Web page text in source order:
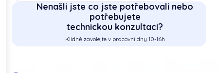
Nenašli jste co jste potřebovali nebo
potřebujete
technickou konzultaci?
Klidně zavolejte v pracovní dny 10-16h